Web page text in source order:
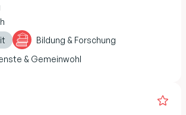
Bildung & Forschung
& Gemeinwohl